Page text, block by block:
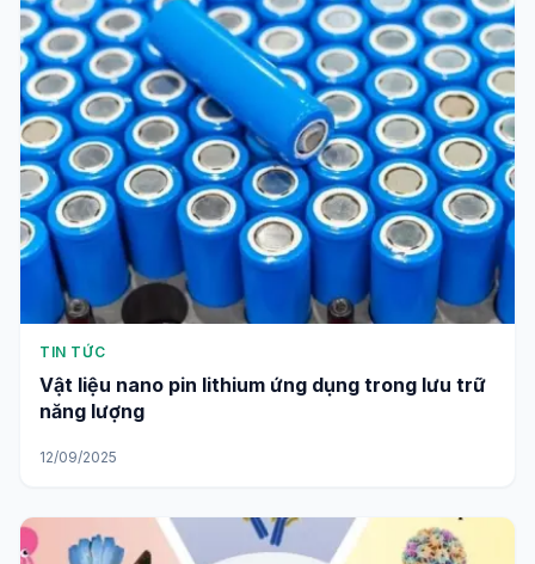
TIN TỨC
Vật liệu nano pin lithium ứng dụng trong lưu trữ
năng lượng
12/09/2025